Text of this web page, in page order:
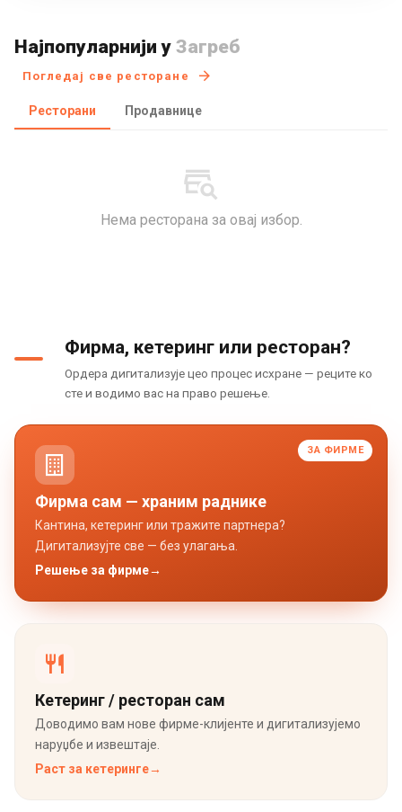
Најпопуларнији у Загреб
Погледај све ресторане
Ресторани Продавнице
Нема ресторана за овај избор.
Фирма, кетеринг или ресторан?
Ордера дигитализује цео процес исхране — реците ко
сте и водимо вас на право решење.
ЗА ФИРМЕ
Фирма сам — храним раднике
Кантина, кетеринг или тражите партнера?
Дигитализујте све — без улагања.
Решење за фирме→
Кетеринг / ресторан сам
Доводимо вам нове фирме-клијенте и дигитализујемо
наруџбе и извештаје.
Раст за кетеринге→